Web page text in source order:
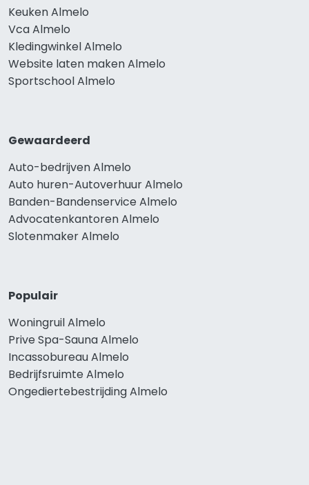
Keuken Almelo
Vca Almelo
Kledingwinkel Almelo
Website laten maken Almelo
Sportschool Almelo
Gewaardeerd
Auto-bedrijven Almelo
Auto huren-Autoverhuur Almelo
Banden-Bandenservice Almelo
Advocatenkantoren Almelo
Slotenmaker Almelo
Populair
Woningruil Almelo
Prive Spa-Sauna Almelo
Incassobureau Almelo
Bedrijfsruimte Almelo
Ongediertebestrijding Almelo